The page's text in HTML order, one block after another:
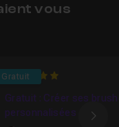
vous
Gratuit
5
Gratuit : Créer ses
personnalisées